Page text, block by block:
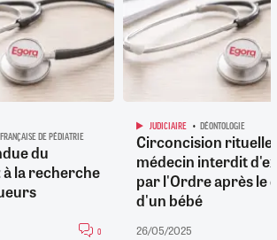
DE PÉDIATRIE
du
la recherche
0
JUDICIAIRE DÉONTOLOGIE
Circoncision rituelle
médecin interdit
par l'Ordre après le
d'un bébé
26/05/2025